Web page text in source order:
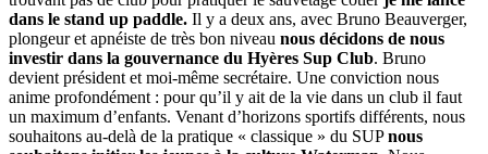
dans le stand up paddle. Il y a deux ans, avec Bruno Beauverger,
plongeur et apnéiste de très bon niveau nous décidons de nous
investir dans la gouvernance du Hyères Sup Club. Bruno
devient président et moi-même secrétaire. Une conviction nous
anime profondément : pour qu’il y ait de la vie dans un club il faut
un maximum d’enfants. Venant d’horizons sportifs différents, nous
souhaitons au-delà de la pratique « classique » du SUPnous